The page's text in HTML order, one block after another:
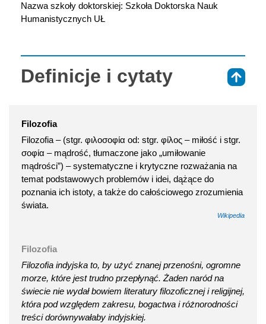
Nazwa szkoły doktorskiej: Szkoła Doktorska Nauk
Humanistycznych UŁ
Definicje i cytaty
Filozofia
Filozofia – (stgr. φιλοσοφία od: stgr. φίλος – miłość i stgr.
σοφία – mądrość, tłumaczone jako „umiłowanie
mądrości”) – systematyczne i krytyczne rozważania na
temat podstawowych problemów i idei, dążące do
poznania ich istoty, a także do całościowego zrozumienia
świata.
Wikipedia
Filozofia
Filozofia indyjska to, by użyć znanej przenośni, ogromne
morze, które jest trudno przepłynąć. Żaden naród na
świecie nie wydał bowiem literatury filozoficznej i religijnej,
która pod względem zakresu, bogactwa i różnorodności
treści dorównywałaby indyjskiej.